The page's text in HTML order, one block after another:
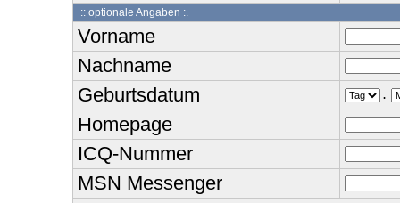
:: optionale Angaben :.
Vorname
Nachname
Geburtsdatum
.
Homepage
ICQ-Nummer
MSN Messenger